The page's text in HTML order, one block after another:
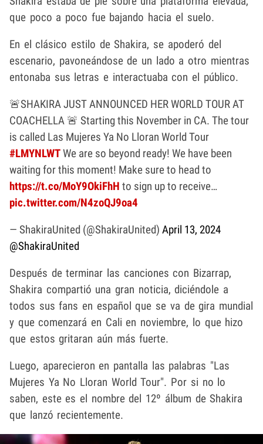
que poco a poco fue bajando hacia el suelo.
En el clásico estilo de Shakira, se apoderó del
escenario, pavoneándose de un lado a otro mientras
entonaba sus letras e interactuaba con el público.
🚨SHAKIRA JUST ANNOUNCED HER WORLD TOUR AT
COACHELLA 🚨 Starting this November in CA. The tour
is called Las Mujeres Ya No Lloran World Tour
#LMYNLWTWe are so beyond ready! We have been
waiting for this moment! Make sure to head to
https://t.co/MoY9OkiFhH to sign up to receive…
pic.twitter.com/N4zoQJ9oa4
— ShakiraUnited (@ShakiraUnited) April 13, 2024
@ShakiraUnited
Después de terminar las canciones con Bizarrap,
Shakira compartió una gran noticia, diciéndole a
todos sus fans en español que se va de gira mundial
y que comenzará en Cali en noviembre, lo que hizo
que estos gritaran aún más fuerte.
Luego, aparecieron en pantalla las palabras "Las
Mujeres Ya No Lloran World Tour". Por si no lo
saben, este es el nombre del 12º álbum de Shakira
que lanzó recientemente.